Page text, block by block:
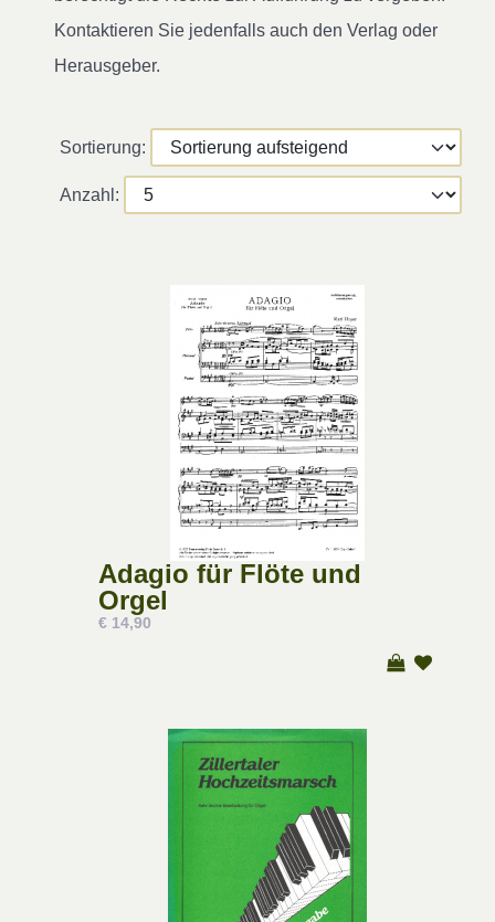
Kontaktieren Sie jedenfalls auch den Verlag oder
Herausgeber.
Sortierung:
Anzahl:
Adagio für Flöte und
Orgel
€ 14,90